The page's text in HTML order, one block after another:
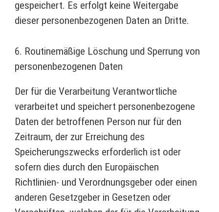
gespeichert. Es erfolgt keine Weitergabe
dieser personenbezogenen Daten an Dritte.
6. Routinemäßige Löschung und Sperrung von
personenbezogenen Daten
Der für die Verarbeitung Verantwortliche
verarbeitet und speichert personenbezogene
Daten der betroffenen Person nur für den
Zeitraum, der zur Erreichung des
Speicherungszwecks erforderlich ist oder
sofern dies durch den Europäischen
Richtlinien- und Verordnungsgeber oder einen
anderen Gesetzgeber in Gesetzen oder